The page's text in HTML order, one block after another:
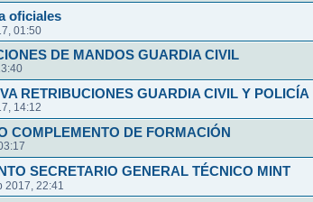
oficiales
01:50
DE MANDOS GUARDIA CIVIL
RETRIBUCIONES GUARDIA CIVIL Y POLICÍA
14:12
COMPLEMENTO DE FORMACIÓN
SECRETARIO GENERAL TÉCNICO MINT
2017, 22:41